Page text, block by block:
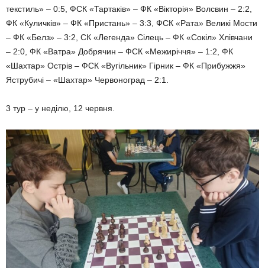
текстиль» – 0:5, ФСК «Тартаків» – ФК «Вікторія» Волсвин – 2:2,
ФК «Куличків» – ФК «Пристань» – 3:3, ФСК «Рата» Великі Мости
– ФК «Белз» – 3:2, СК «Ле­генда» Сілець – ФК «Сокіл» Хлів­чани
– 2:0, ФК «Ватра» Добрячин – ФСК «Межиріччя» – 1:2, ФК
«Шахтар» Острів – ФСК «Вугіль­ник» Гірник – ФК «Прибужжя»
Яструбичі – «Шахтар» Червоно­град – 2:1.
3 тур – у неділю, 12 червня.